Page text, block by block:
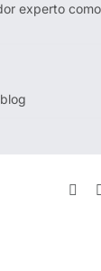
experto